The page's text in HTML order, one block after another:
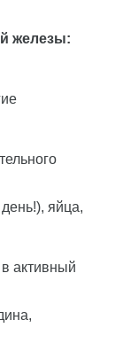
железы:
яйца,
активный